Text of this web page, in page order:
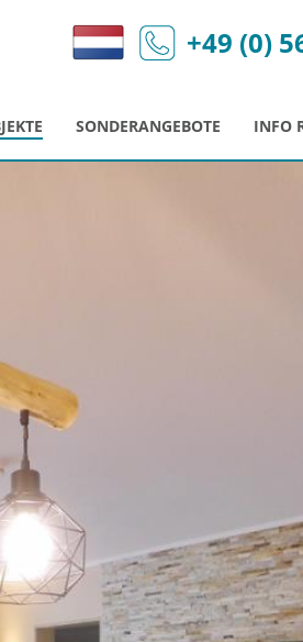
SONDERANGEBOTE INFO
+49 (0)